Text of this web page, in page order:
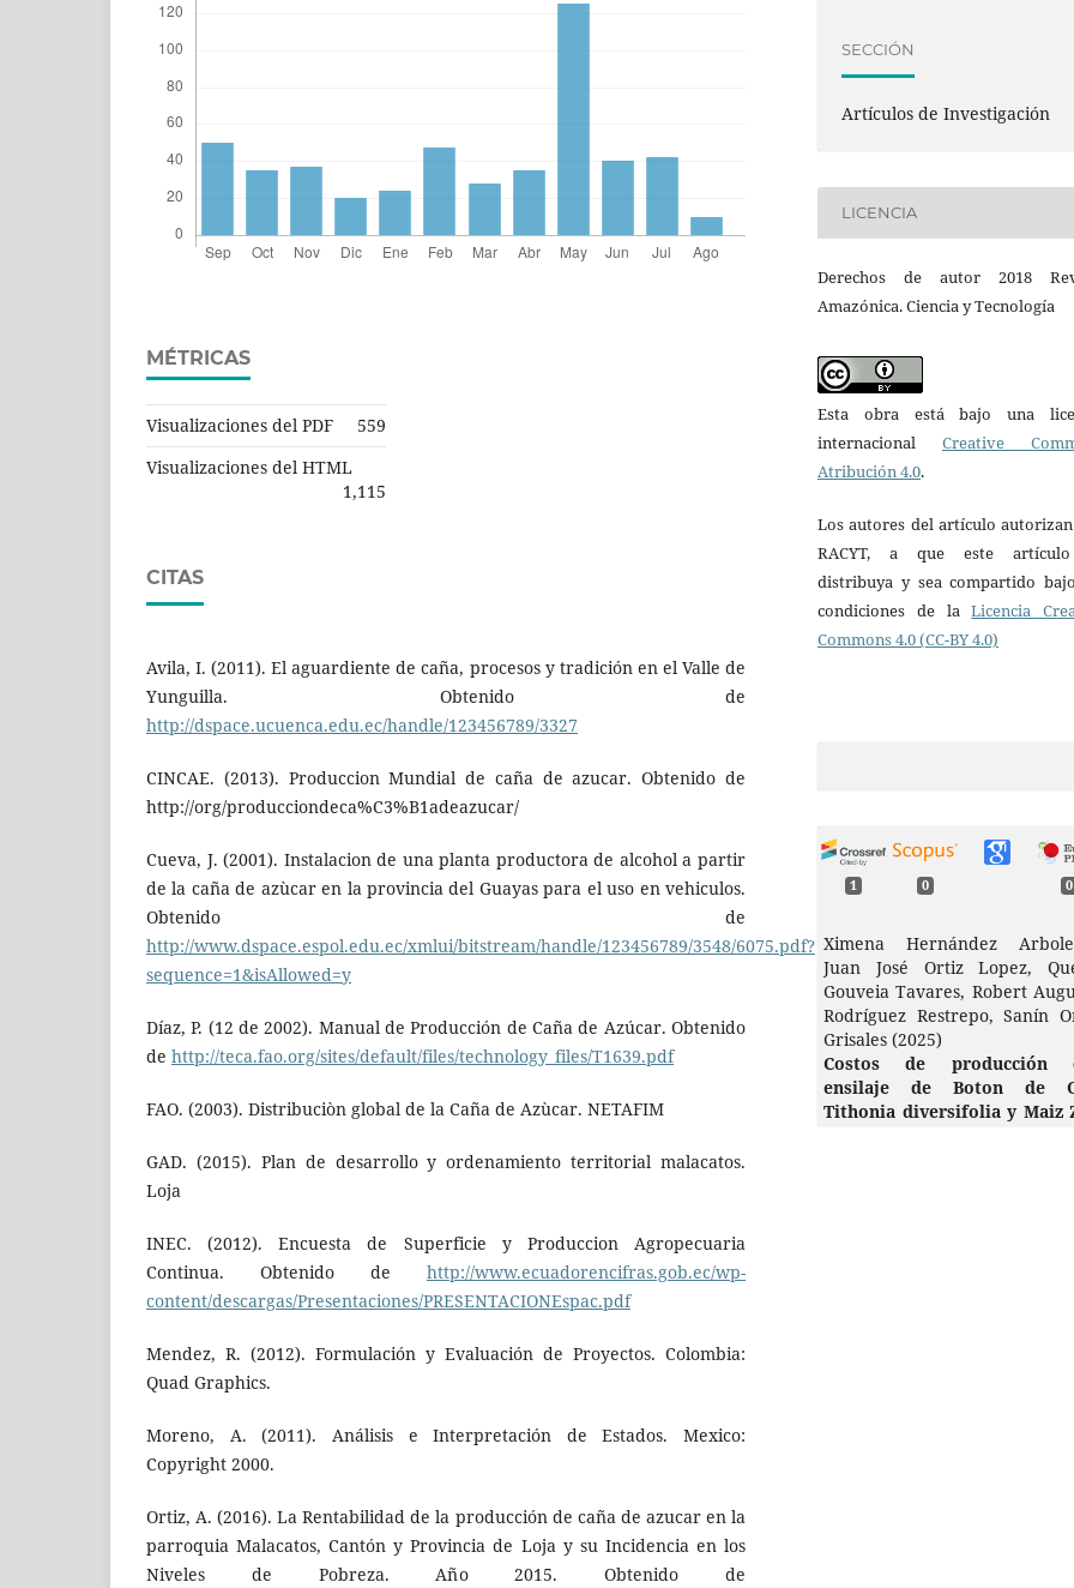
MÉTRICAS
Visualizaciones del PDF
559
Visualizaciones del HTML
1,115
CITAS
Avila, I. (2011). El aguardiente de caña, procesos y tradición en el Valle de
Yunguilla. Obtenido de
http://dspace.ucuenca.edu.ec/handle/123456789/3327
CINCAE. (2013). Produccion Mundial de caña de azucar. Obtenido de
http://org/producciondeca%C3%B1adeazucar/
Cueva, J. (2001). Instalacion de una planta productora de alcohol a partir
de la caña de azùcar en la provincia del Guayas para el uso en vehiculos.
Obtenido de
http://www.dspace.espol.edu.ec/xmlui/bitstream/handle/123456789/3548/6075.pdf?
sequence=1&isAllowed=y
Díaz, P. (12 de 2002). Manual de Producción de Caña de Azúcar. Obtenido
de http://teca.fao.org/sites/default/files/technology_files/T1639.pdf
FAO. (2003). Distribuciòn global de la Caña de Azùcar. NETAFIM
GAD. (2015). Plan de desarrollo y ordenamiento territorial malacatos.
Loja
INEC. (2012). Encuesta de Superficie y Produccion Agropecuaria
Continua. Obtenido de http://www.ecuadorencifras.gob.ec/wp-
content/descargas/Presentaciones/PRESENTACIONEspac.pdf
Mendez, R. (2012). Formulación y Evaluación de Proyectos. Colombia:
Quad Graphics.
Moreno, A. (2011). Análisis e Interpretación de Estados. Mexico:
Copyright 2000.
Ortiz, A. (2016). La Rentabilidad de la producción de caña de azucar en la
parroquia Malacatos, Cantón y Provincia de Loja y su Incidencia en los
Niveles de Pobreza. Año 2015. Obtenido de
SECCIÓN
Artículos de Investigación
LICENCIA
Derechos de autor 2018
Amazónica. Ciencia y Tecnología
Esta obra está bajo una
internacional Creative
Atribución 4.0.
Los autores del artículo
RACYT, a que este
distribuya y sea compartido
condiciones de laLicencia
Commons 4.0 (CC-BY 4.0)
1 0 0
Ximena Hernández
Juan José Ortiz Lopez,
Gouveia Tavares, Robert
Rodríguez Restrepo, Sanín
Grisales (2025)
Costos de producción
ensilaje de Boton de
Tithonia diversifolia y Maiz